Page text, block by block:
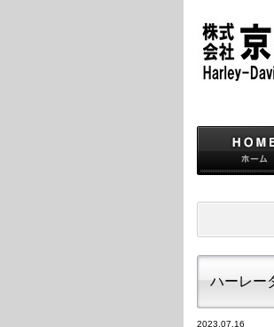
ハーレー
2023.07.16